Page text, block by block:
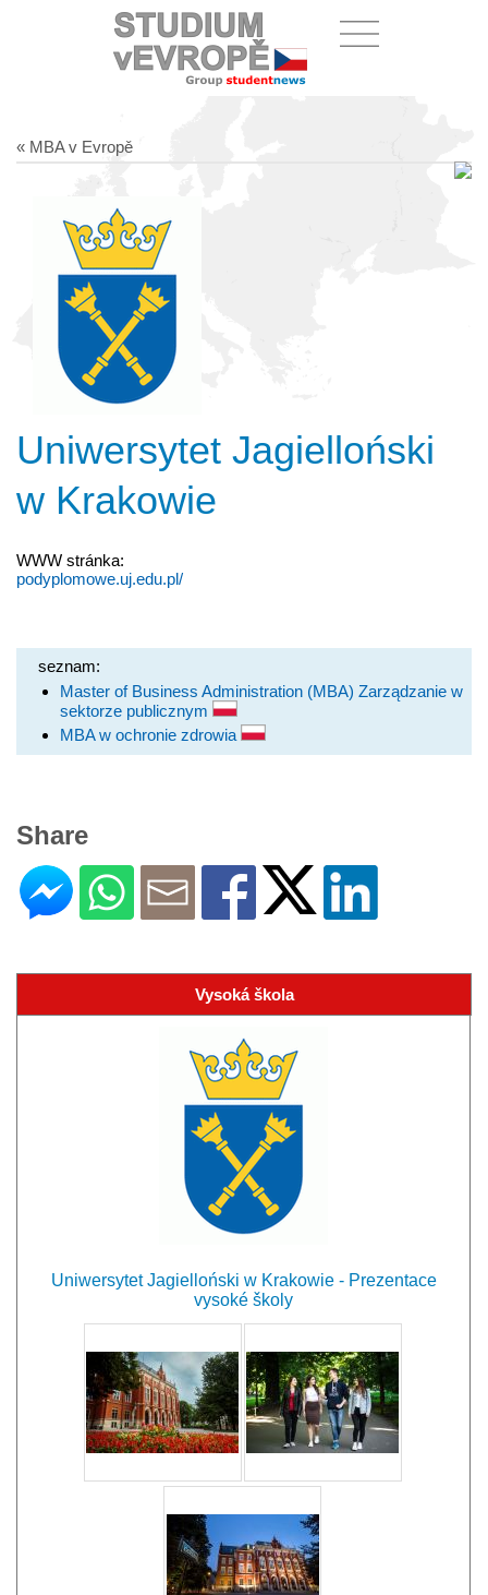
« MBA v Evropě
Uniwersytet Jagielloński
w Krakowie
WWW stránka:
podyplomowe.uj.edu.pl/
seznam:
Master of Business Administration (MBA) Zarządzanie w
sektorze publicznym
MBA w ochronie zdrowia
Share
Vysoká škola
Uniwersytet Jagielloński w Krakowie - Prezentace
vysoké školy